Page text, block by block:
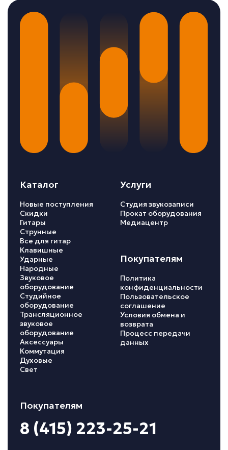
Каталог
Новые поступления
Скидки
Гитары
Струнные
Все для гитар
Клавишные
Ударные
Народные
Звуковое
оборудование
Студийное
оборудование
Трансляционное
звуковое
оборудование
Аксессуары
Коммутация
Духовые
Свет
Услуги
Студия звукозаписи
Прокат оборудования
Медиацентр
Покупателям
Политика
конфиденциальности
Пользовательское
соглашение
Условия обмена и
возврата
Процесс передачи
данных
Покупателям
8 (415) 223-25-21